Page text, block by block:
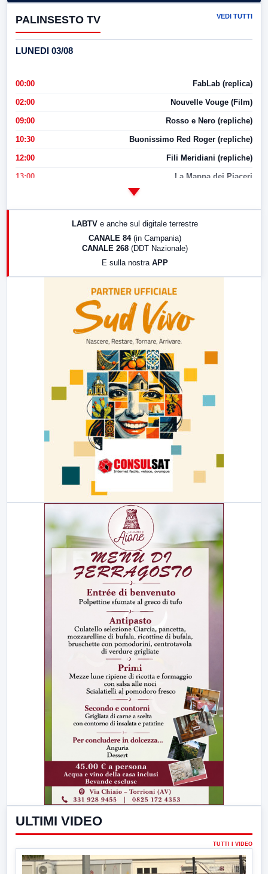
PALINSESTO TV VEDI TUTTI
LUNEDI 03/08
00:00 FabLab (replica)
02:00 Nouvelle Vouge (Film)
09:00 Rosso e Nero (repliche)
10:30 Buonissimo Red Roger (repliche)
12:00 Fili Meridiani (repliche)
13:00 La Mappa dei Piaceri
LABTV e anche sul digitale terrestre
CANALE 84 (in Campania)
CANALE 268 (DDT Nazionale)
E sulla nostra APP
ULTIMI VIDEO
TUTTI I VIDEO